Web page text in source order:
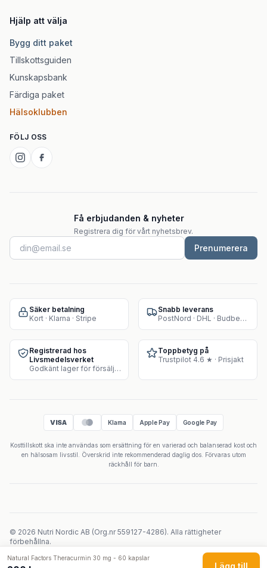
Natural Factors Theracurmin 30 mg - 60 kapslar
Lägg till
Hjälp att välja
Bygg ditt paket
Tillskottsguiden
Kunskapsbank
Färdiga paket
Hälsoklubben
FÖLJ OSS
Få erbjudanden & nyheter
Registrera dig för vårt nyhetsbrev.
Prenumerera
Säker betalning
Kort · Klarna · Stripe
Snabb leverans
PostNord · DHL · Budbee · Instabox
Registrerad hos
Livsmedelsverket
Godkänt lager för försäljning av kosttillskott
Toppbetyg på
Trustpilot 4.6 ★ · Prisjakt
VISA Klarna Apple Pay Google Pay
Kosttillskott ska inte användas som ersättning för en varierad och balanserad kost och
en hälsosam livsstil. Överskrid inte rekommenderad daglig dos. Förvaras utom
räckhåll för barn.
© 2026 Nutri Nordic AB (Org.nr 559127-4286). Alla rättigheter
förbehållna.